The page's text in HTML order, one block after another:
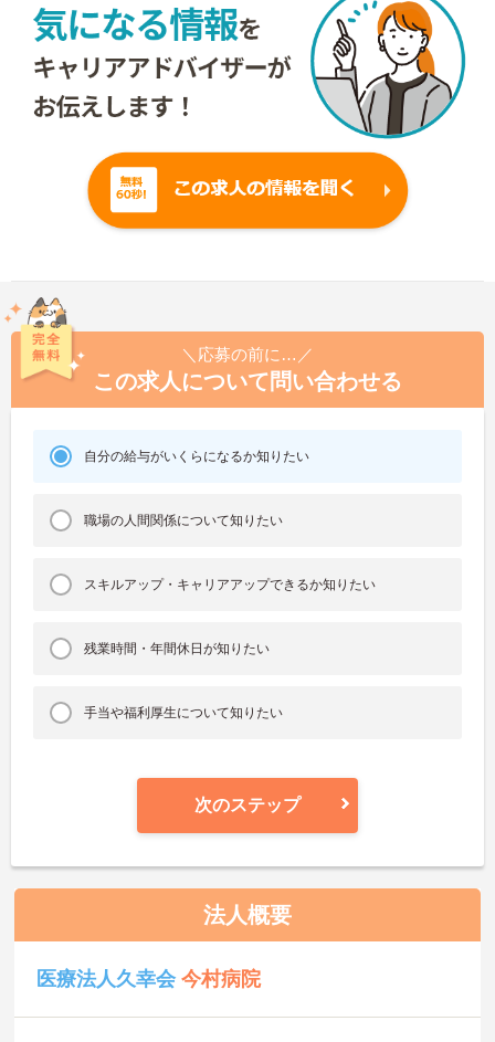
＼応募の前に…／
この求人について問い合わせる
自分の給与がいくらになるか知りたい
職場の人間関係について知りたい
スキルアップ・キャリアアップできるか知りたい
残業時間・年間休日が知りたい
手当や福利厚生について知りたい
次のステップ
法人概要
医療法人久幸会今村病院